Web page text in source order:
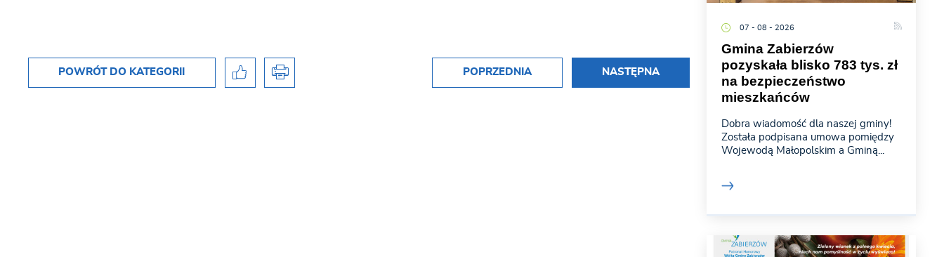
POWRÓT DO KATEGORII POPRZEDNIA NASTĘPNA
07 - 08 - 2026
Gmina Zabierzów
pozyskała blisko 783 tys. zł
na bezpieczeństwo
mieszkańców
Dobra wiadomość dla naszej gminy!
Została podpisana umowa pomiędzy
Wojewodą Małopolskim a Gminą...